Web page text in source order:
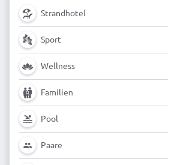
Strandhotel
Sport
Wellness
Familien
Pool
Paare